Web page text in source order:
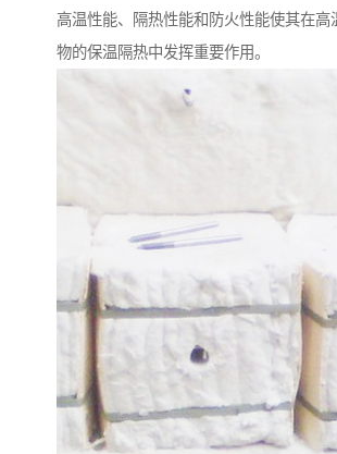
高温性能、隔热性能和防火性能使其在高
物的保温隔热中发挥重要作用。